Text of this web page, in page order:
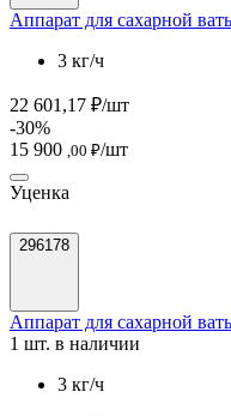
Аппарат для сахарной
3 кг/ч
22 601,17 ₽/шт
-30%
15 900 ,00 ₽/шт
Уценка
296178
Аппарат для сахарной
1 шт. в наличии
3 кг/ч